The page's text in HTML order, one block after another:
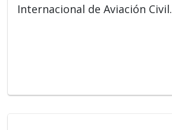
Internacional de Aviación Civil.